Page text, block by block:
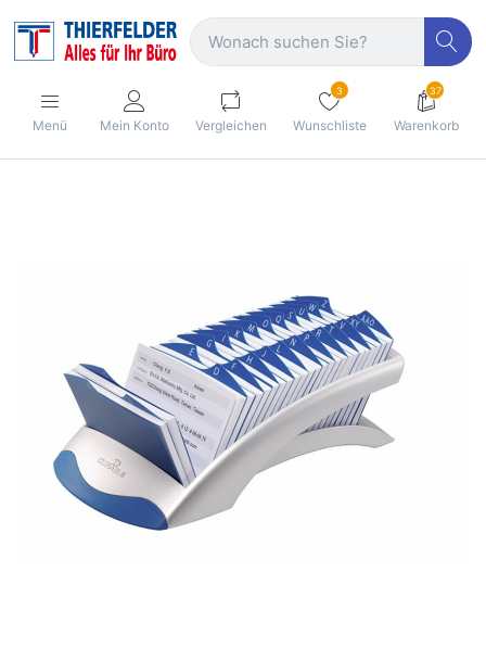
Menü Mein Konto Vergleichen
3
Wunschliste
37
Warenkorb